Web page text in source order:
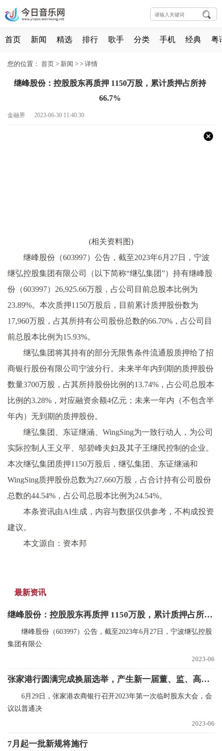
首页 新闻 精选 排行 歌手 分类 手机 经典 粤
您的位置： 首页 > 新闻 > > 详情
继峰股份：控股股东再质押 1150万股，累计质押占所持
66.7%
金融界 2023-06-30 11:40:30
(相关资料图)
继峰股份（603997）公告，截至2023年6月27日，宁波
继弘控股集团有限公司（以下简称“继弘集团”）持有继峰股
份（603997）26,925.66万股，占公司目前总股本比例为
23.89%。本次质押1150万股后，目前累计质押股份数为
17,960万股，占其所持有公司股份总数的66.70%，占公司目
前总股本比例为15.93%。
继弘集团将其持有的部分无限售条件流通股质押给了招
商银行股份有限公司宁波分行。未来半年内到期的质押股份
数量3700万股，占其所持股份比例的13.74%，占公司总股本
比例的3.28%，对应融资余额4亿元；未来一年内（不包含半
年内）无到期的质押股份。
继弘集团、东证继涵、WingSing为一致行动人，为公司
实际控制人王义平、邬碧峰夫妇及其子王继民控制的企业。
本次继弘集团质押1150万股后，继弘集团、东证继涵和
WingSing质押股份总数为27,660万股，占合计持有公司股份
总数的44.54%，占公司总股本比例为24.54%。
本条资讯由AI生成，内容与数据仅供参考，不构成投资
建议。
本文源自：资本邦
最新资讯
继峰股份：控股股东再质押 1150万股，累计质押占所持66.7%
继峰股份（603997）公告，截至2023年6月27日，宁波继弘控股
集团有限公
2023-06
张家港行圆满完成换届选举，产生新一届董、监、高成员_环球播报
6月29日，张家港农商银行召开2023年第一次临时股东大会，会
议以普通决
2023-06
7月起一批新规将施行